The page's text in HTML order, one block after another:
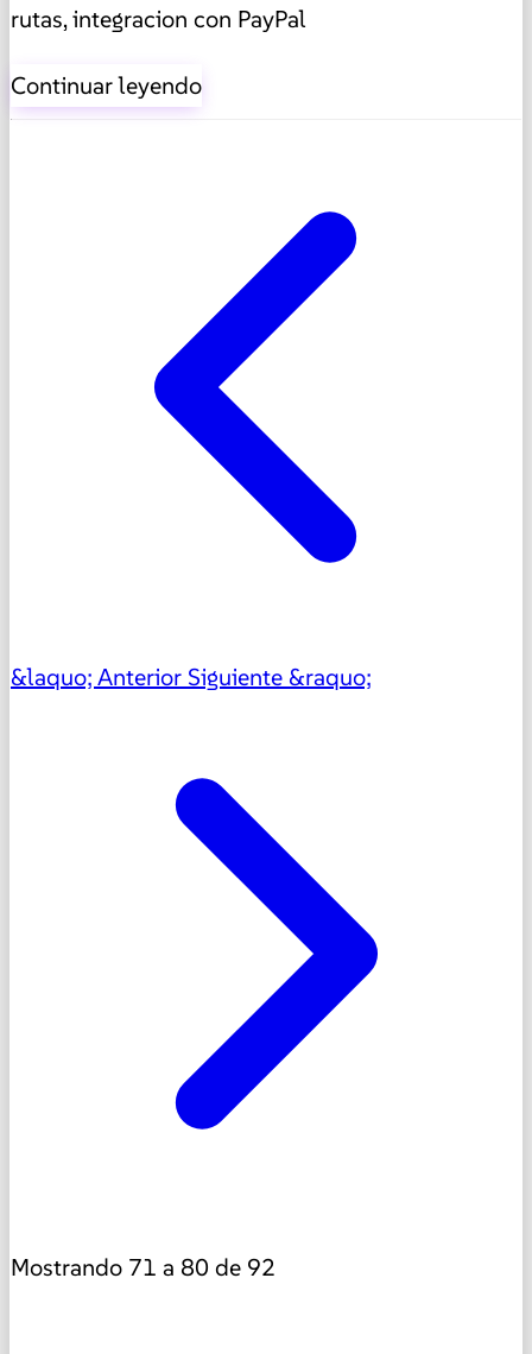
rutas, integracion con PayPal
Continuar leyendo
&laquo; Anterior Siguiente &raquo;
Mostrando 71 a 80 de 92